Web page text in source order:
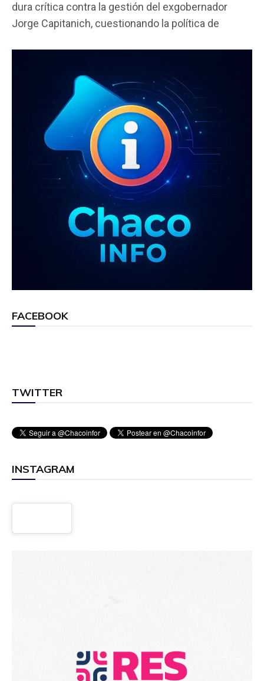
b
o
er s
A
p
p
p
tir
dura crítica contra la gestión del exgobernador
Jorge Capitanich, cuestionando la política de
FACEBOOK
TWITTER
INSTAGRAM